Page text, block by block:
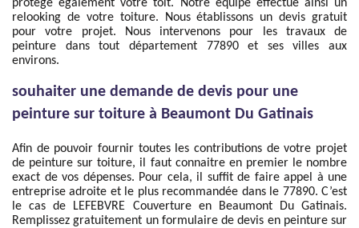
protège également votre toit. Notre équipe effectue ainsi un
relooking de votre toiture. Nous établissons un devis gratuit
pour votre projet. Nous intervenons pour les travaux de
peinture dans tout département 77890 et ses villes aux
environs.
souhaiter une demande de devis pour une
peinture sur toiture à Beaumont Du Gatinais
Afin de pouvoir fournir toutes les contributions de votre projet
de peinture sur toiture, il faut connaitre en premier le nombre
exact de vos dépenses. Pour cela, il suffit de faire appel à une
entreprise adroite et le plus recommandée dans le 77890. C’est
le cas de LEFEBVRE Couverture en Beaumont Du Gatinais.
Remplissez gratuitement un formulaire de devis en peinture sur